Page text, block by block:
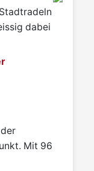
dabei
Mit 96